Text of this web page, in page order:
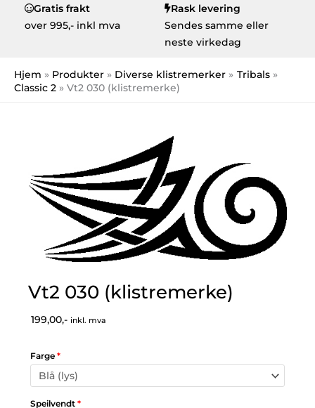
Gratis frakt
over 995,- inkl mva
Rask levering
Sendes samme eller
neste virkedag
Hjem Produkter Diverse klistremerker
Tribals
Classic 2
Vt2 030 (klistremerke)
Vt2 030 (klistremerke)
199,00,- inkl. mva
Farge *
Speilvendt *